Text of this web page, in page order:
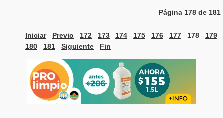
Página 178 de 181
Iniciar Previo 172 173 174 175 176 177 178
179
180
181 Siguiente Fin